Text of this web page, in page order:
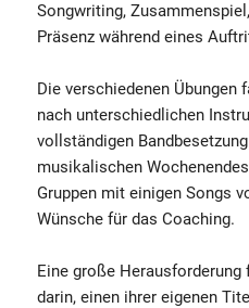
Songwriting,
Präsenz während eines
Die verschiedenen
nach unterschiedlichen
vollständigen
musikalischen
Gruppen mit einigen Songs
Wünsche für das Coaching.
Eine große
darin, einen ihrer eigenen